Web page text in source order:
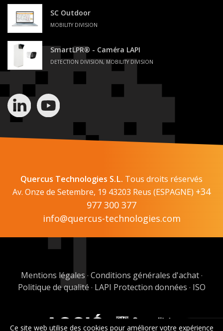
SC Outdoor
MOBILITY DIVISION
SmartLPR® - Caméra LAPI
DETECTION DIVISION, MOBILITY DIVISION
Quercus Technologies S.L. Tous droits réservés
Av. Onze de Setembre, 19 43203 Reus (ESPAGNE) +34
977 300 377
info@quercus-technologies.com
Mentions légales · Conditions générales d'achat·
Politique de qualité · LAPI Protection données · ISO
Ce site web utilise des cookies pour améliorer votre expérience